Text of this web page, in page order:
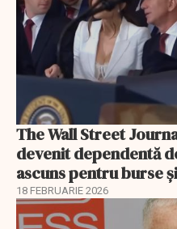
The Wall Street
devenit dependentă
ascuns pentru burse
18 FEBRUARIE 2026
EXCLUSIV